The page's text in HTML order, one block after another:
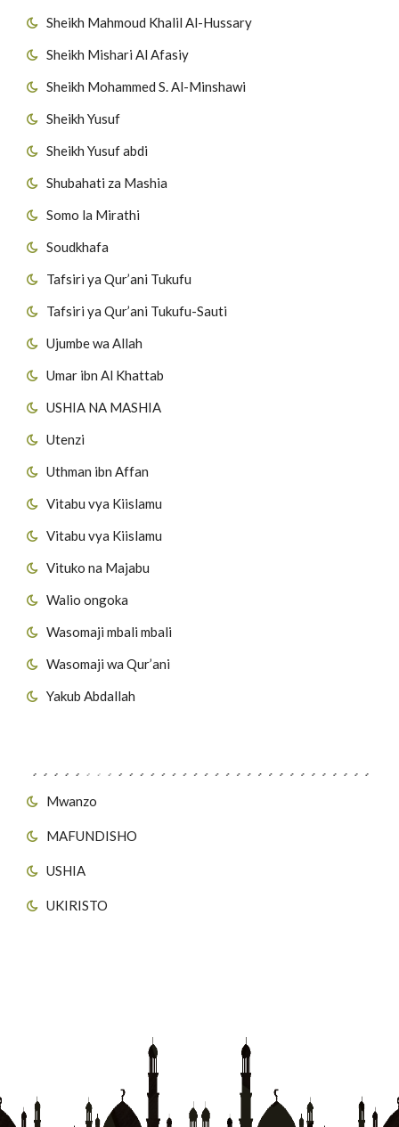
Sheikh Mahmoud Khalil Al-Hussary
Sheikh Mishari Al Afasiy
Sheikh Mohammed S. Al-Minshawi
Sheikh Yusuf
Sheikh Yusuf abdi
Shubahati za Mashia
Somo la Mirathi
Soudkhafa
Tafsiri ya Qur’ani Tukufu
Tafsiri ya Qur’ani Tukufu-Sauti
Ujumbe wa Allah
Umar ibn Al Khattab
USHIA NA MASHIA
Utenzi
Uthman ibn Affan
Vitabu vya Kiislamu
Vitabu vya Kiislamu
Vituko na Majabu
Walio ongoka
Wasomaji mbali mbali
Wasomaji wa Qur’ani
Yakub Abdallah
Mwanzo
MAFUNDISHO
USHIA
UKIRISTO